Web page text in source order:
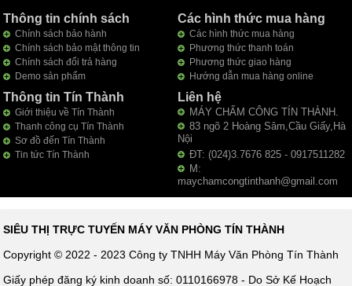
Thông tin chính sách
Chính sách bảo hành
Chính sách bảo mật thông tin
Chính sách đổi trả hàng
Demo sản phẩm
Các hình thức mua hàng
Các hình thức mua hàng
Phương thức thanh toán
Phương thức giao hàng
Hướng dẫn mua hàng online
Thông tin Tín Thành
Giới thiệu về Tín Thành
Thanh công cụ Tín Thành
Sơ đồ đến Tín Thành
Tin tức Tín Thành
Liên hệ
MÁY CHẤM CÔNG TÍN THÀNH.
83 ngõ 2 Hoàng Sâm,Cầu Giấy,Hà
Nội
ĐT: (024)3.7676 825 - 0917511282
M:
maychamcongtinthanh@gmail.com
SIÊU THỊ TRỰC TUYẾN MÁY VĂN PHÒNG TÍN THÀNH
Copyright © 2022 - 2023 Công ty TNHH Máy Văn Phòng Tín Thành
Giấy phép đăng ký kinh doanh số: 0110166978 - Do Sở Kế Hoạch